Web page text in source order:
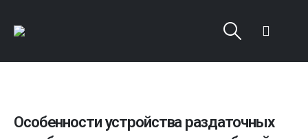
Особенности устройства раздаточных